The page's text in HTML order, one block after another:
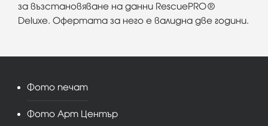
за възстановяване на данни RescuePRO®
Deluxe. Офертата за него е валидна две години.
Фото печат
Фото Арт Център